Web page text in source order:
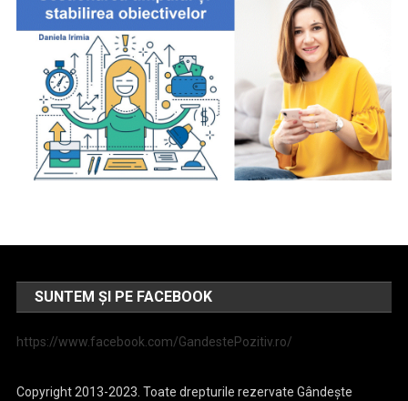
SUNTEM ȘI PE FACEBOOK
https://www.facebook.com/GandestePozitiv.ro/
Copyright 2013-2023. Toate drepturile rezervate Gândește